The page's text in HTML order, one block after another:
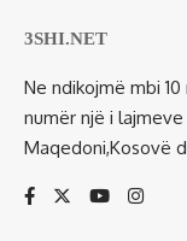
3SHI.NET
Ne ndikojmë mbi
numër një i
Maqedoni,Kosovë